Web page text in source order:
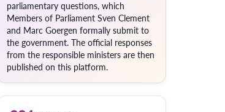
parliamentary questions, which
Members of Parliament Sven Clement
and Marc Goergen formally submit to
the government. The official responses
from the responsible ministers are then
published on this platform.